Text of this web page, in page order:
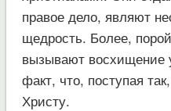
правое дело, являют
щедрость. Более,
вызывают восхищение
факт, что, поступая
Христу.